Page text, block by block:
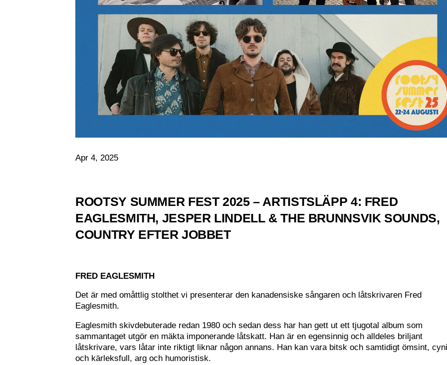
Apr 4, 2025
ROOTSY SUMMER FEST 2025 – ARTISTSLÄPP 4: FRED
EAGLESMITH, JESPER LINDELL & THE BRUNNSVIK SOUNDS,
COUNTRY EFTER JOBBET
FRED EAGLESMITH
Det är med omåttlig stolthet vi presenterar den kanadensiske sångaren och låtskrivaren Fred
Eaglesmith.
Eaglesmith skivdebuterade redan 1980 och sedan dess har han gett ut ett tjugotal album som
sammantaget utgör en mäkta imponerande låtskatt. Han är en egensinnig och alldeles briljant
låtskrivare, vars låtar inte riktigt liknar någon annans. Han kan vara bitsk och samtidigt ömsint,
och kärleksfull, arg och humoristisk.